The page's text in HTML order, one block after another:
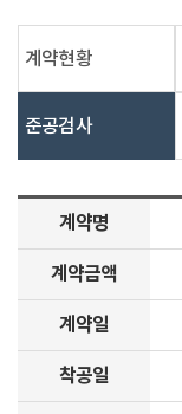
계약현황
준공검사
계약명
계약금액
계약일
착공일